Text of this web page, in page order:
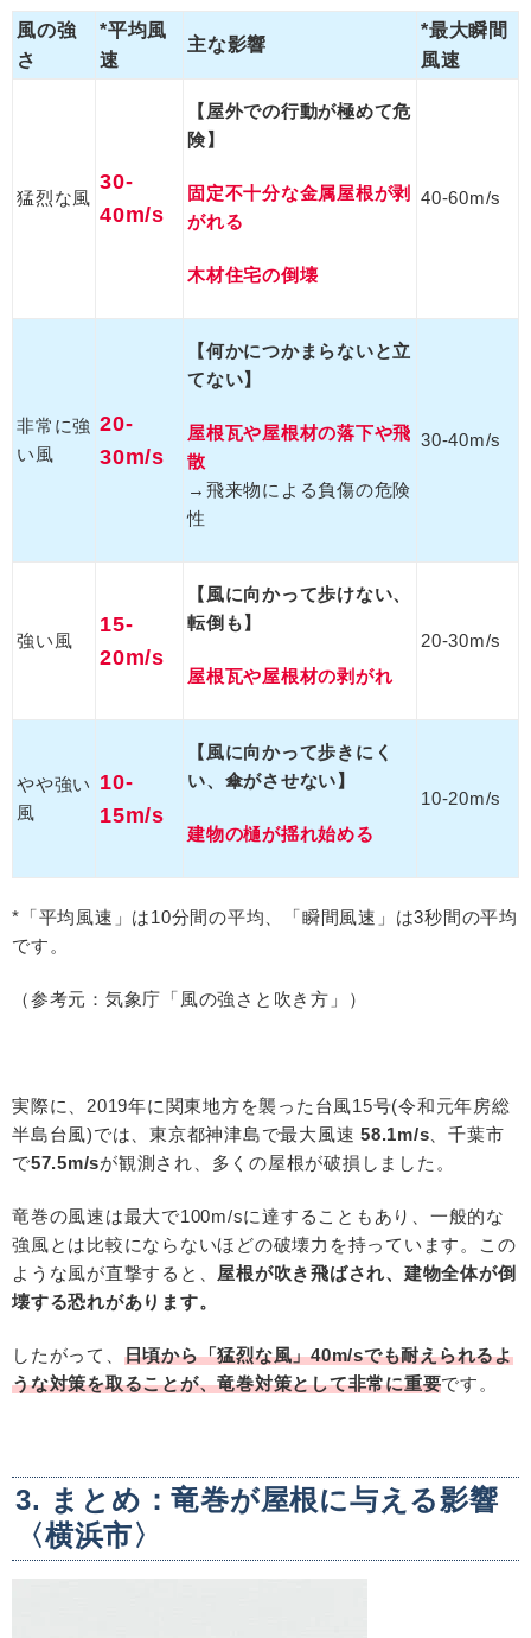
風の強
さ
*平均風
速
主な影響
*最大瞬間
風速
猛烈な風
30-
40m/s
【屋外での行動が極めて危
険】
固定不十分な金属屋根が剥
がれる
木材住宅の倒壊
40-60m/s
非常に強
い風
20-
30m/s
【何かにつかまらないと立
てない】
屋根瓦や屋根材の落下や飛
散
→飛来物による負傷の危険
性
30-40m/s
強い風
15-
20m/s
【風に向かって歩けない、
転倒も】
屋根瓦や屋根材の剥がれ
20-30m/s
やや強い
風
10-
15m/s
【風に向かって歩きにく
い、傘がさせない】
建物の樋が揺れ始める
10-20m/s
*「平均風速」は10分間の平均、「瞬間風速」は3秒間の平均
です。
（参考元：気象庁「風の強さと吹き方」）
実際に、 2019年に関東地方を襲った台風15号(令和元年房総
半島台風)では、東京都神津島で最大風速 58.1m/s 、千葉市
で57.5m/sが観測され、多くの屋根が破損しました。
竜巻の風速は最大で100m/sに達することもあり、一般的な
強風とは比較にならないほどの破壊力を持っています。この
ような風が直撃すると、 屋根が吹き飛ばされ、建物全体が倒
壊する恐れがあります。
したがって、 日頃から「猛烈な風」40m/sでも耐えられるよ
うな対策を取ることが、竜巻対策として非常に重要です。
3. まとめ：竜巻が屋根に与える影響
〈横浜市〉